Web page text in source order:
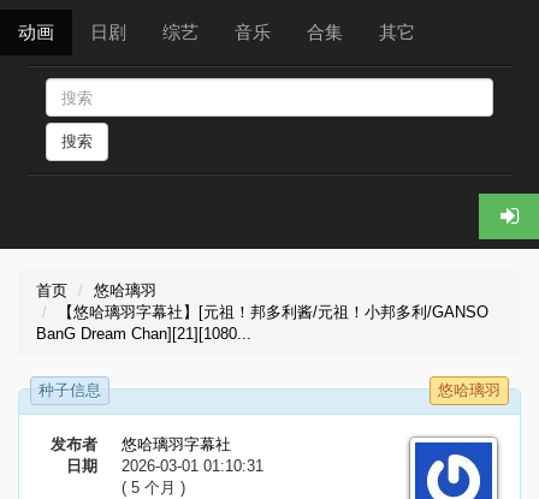
动画 日剧 综艺 音乐 合集 其它
搜索
首页
悠哈璃羽
【悠哈璃羽字幕社】[元祖！邦多利酱/元祖！小邦多利/GANSO
BanG Dream Chan][21][1080...
种子信息 悠哈璃羽
发布者
悠哈璃羽字幕社
日期
2026-03-01 01:10:31
( 5 个月 )